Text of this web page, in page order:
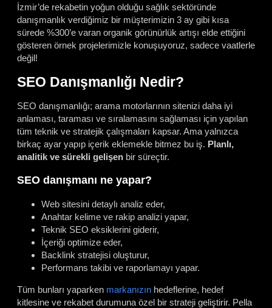
İzmir’de rekabetin yoğun olduğu sağlık sektöründe
danışmanlık verdiğimiz bir müşterimizin 3 ay gibi kısa
sürede %300’e varan organik görünürlük artışı elde ettiğini
gösteren örnek projelerimizle konuşuyoruz, sadece vaatlerle
değil!
SEO Danışmanlığı Nedir?
SEO danışmanlığı; arama motorlarının sitenizi daha iyi
anlaması, taraması ve sıralamasını sağlaması için yapılan
tüm teknik ve stratejik çalışmaları kapsar. Ama yalnızca
birkaç ayar yapıp içerik eklemekle bitmez bu iş. Planlı,
analitik ve sürekli gelişen bir süreçtir.
SEO danışmanı ne yapar?
Web sitesini detaylı analiz eder,
Anahtar kelime ve rakip analizi yapar,
Teknik SEO eksiklerini giderir,
İçeriği optimize eder,
Backlink stratejisi oluşturur,
Performans takibi ve raporlamayı yapar.
Tüm bunları yaparken markanızın hedeflerine, hedef
kitlesine ve rekabet durumuna özel bir strateji geliştirir. Pella